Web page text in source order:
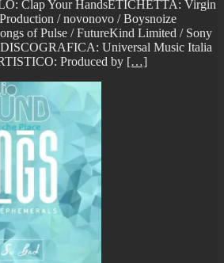
Clap Your HandsETICHETTA: Virgin
/ novonovo / Boysnoize
of Pulse / FutureKind Limited / Sony
Universal Music Italia
Produced by […]